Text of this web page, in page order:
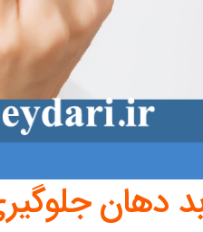
دهان